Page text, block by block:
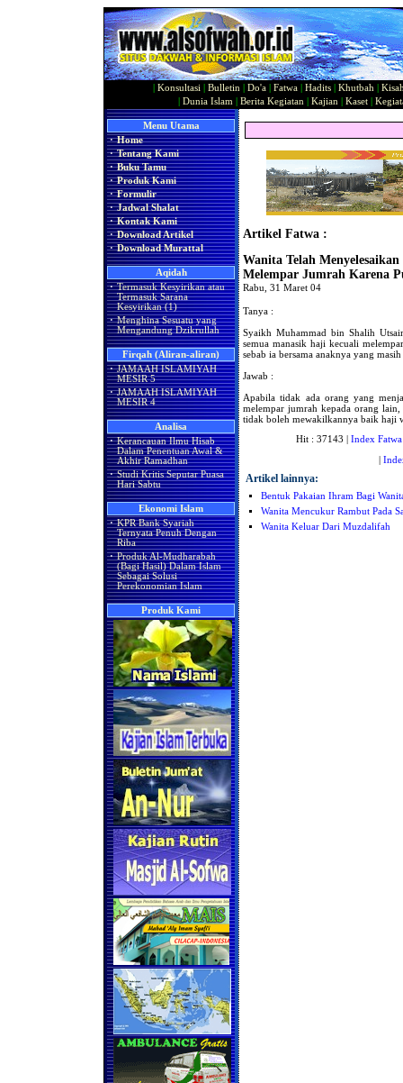
Konsultasi Bulletin Do'a Fatwa Hadits Khutbah
Dunia Islam Berita Kegiatan Kajian Kaset|
Menu Utama
· Home
· Tentang Kami
· Buku Tamu
· Produk Kami
· Formulir
· Jadwal Shalat
· Kontak Kami
· Download Artikel
· Download Murattal
Aqidah
· Termasuk Kesyirikan atau
Termasuk Sarana
Kesyirikan (1)
· Menghina Sesuatu yang
Mengandung Dzikrullah
Firqah (Aliran-aliran)
· JAMAAH ISLAMIYAH
MESIR 5
· JAMAAH ISLAMIYAH
MESIR 4
Analisa
· Kerancauan Ilmu Hisab
Dalam Penentuan Awal &
Akhir Ramadhan
· Studi Kritis Seputar Puasa
Hari Sabtu
Ekonomi Islam
· KPR Bank Syariah
Ternyata Penuh Dengan
Riba
· Produk Al-Mudharabah
(Bagi Hasil) Dalam Islam
Sebagai Solusi
Perekonomian Islam
Produk Kami
Artikel Fatwa :
Wanita Telah
Melempar Jumrah Karena
Rabu, 31 Maret 04
Tanya :
Syaikh Muhammad bin Shalih
semua manasik haji kecuali
sebab ia bersama anaknya yang
Jawab :
Apabila tidak ada orang yang
melempar jumrah kepada orang
tidak boleh mewakilkannya baik haji
Hit : 37143 | Index Fatwa
|
Artikel lainnya:
Bentuk Pakaian Ihram Bagi
Wanita Mencukur Rambut Pada
Wanita Keluar Dari Muzdalifah